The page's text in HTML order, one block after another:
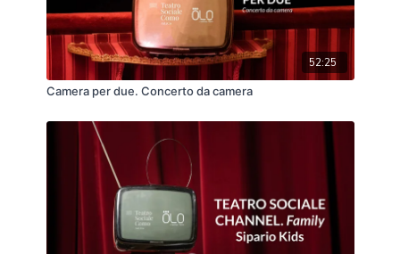
52:25
Camera per due. Concerto da camera